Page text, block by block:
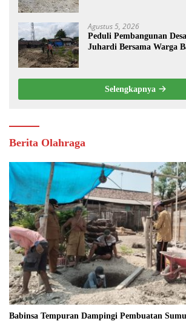
Agustus 5, 2026
Peduli Pembangunan
Juhardi Bersama Warga
Selengkapnya
Berita Olahraga
Babinsa Tempuran Dampingi Pembuatan